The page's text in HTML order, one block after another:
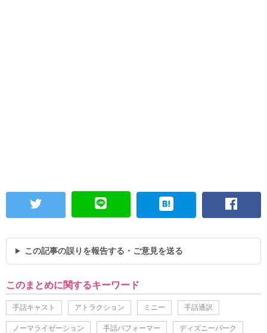
この記事の誤りを報告する・ご意見を送る
このまとめに関するキーワード
手話キャスト アトラクション ミニー 手話通訳
ノーマライゼーション 手話パフォーマー ディズニーパーク